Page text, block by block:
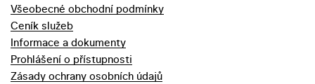
Všeobecné obchodní podmínky
Ceník služeb
Informace a dokumenty
Prohlášení o přístupnosti
Zásady ochrany osobních údajů